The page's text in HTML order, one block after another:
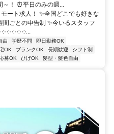
～！ ⏰平日のみの週...
ート求人！ ✨全国どこでも好きな
ごとの申告制 ✨今いるスタッフ
༶ ༶ ༶ ༶ ༶...
由 学歴不問
即日勤務OK
OK ブランクOK 長期歓迎
シフト制
募OK ひげOK 髪型・髪色自由